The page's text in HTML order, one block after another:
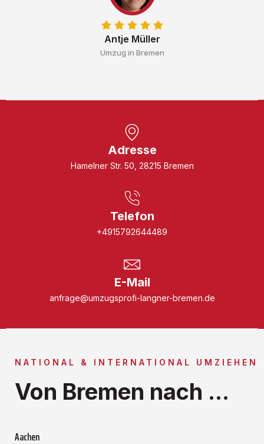
Antje Müller
Umzug in Bremen
Adresse
Hamelner Str. 50, 28215 Bremen
Telefon
+4915792644489
E-Mail
anfrage@umzugsprofi-langner-bremen.de
NATIONAL & INTERNATIONAL UMZIEHEN
Von Bremen nach ...
Aachen